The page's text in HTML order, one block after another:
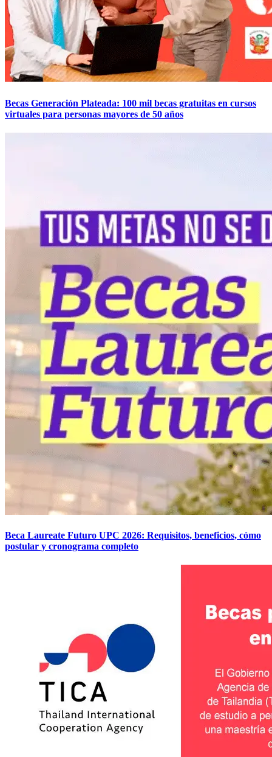
Becas Generación Plateada: 100 mil becas gratuitas en cursos
virtuales para personas mayores de 50 años
Beca Laureate Futuro UPC 2026: Requisitos, beneficios, cómo
postular y cronograma completo